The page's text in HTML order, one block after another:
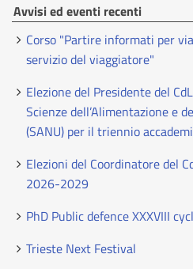
Avvisi ed eventi recenti
Corso "Partire informati per
servizio del viaggiatore"
Elezione del Presidente del
Scienze dell’Alimentazione e
(SANU) per il triennio
Elezioni del Coordinatore del
2026-2029
PhD Public defence XXXVIII
Trieste Next Festival